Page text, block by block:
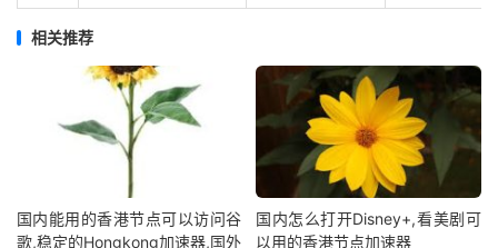
相关推荐
国内能用的香港节点可以访问谷
歌,稳定的Hongkong加速器,国外
国内怎么打开Disney+,看美剧可
以用的香港节点加速器